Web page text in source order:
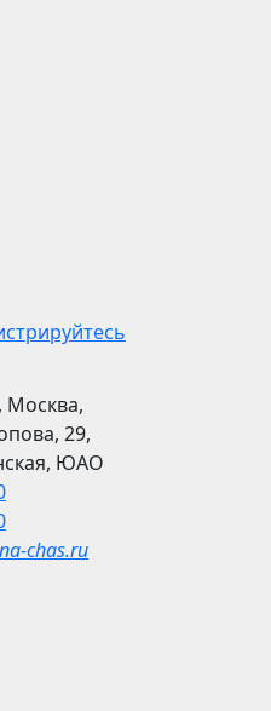
Москва,
29,
ЮАО
chas.ru